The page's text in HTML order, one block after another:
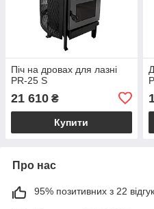
Піч на дровах для лазні
PR-25 S
21 610 ₴
Купити
Про нас
95% позитивних з 22